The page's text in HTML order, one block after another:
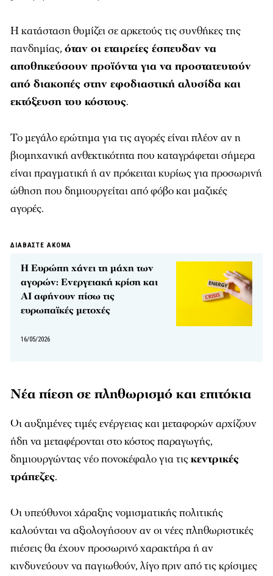
Η κατάσταση θυμίζει σε αρκετούς τις συνθήκες της
πανδημίας, όταν οι εταιρείες έσπευδαν να
αποθηκεύσουν προϊόντα για να προστατευτούν
από διακοπές στην εφοδιαστική αλυσίδα και
εκτόξευση του κόστους.
Το μεγάλο ερώτημα για τις αγορές είναι πλέον αν η
βιομηχανική ανθεκτικότητα που καταγράφεται σήμερα
είναι πραγματική ή αν πρόκειται κυρίως για προσωρινή
ώθηση που δημιουργείται από φόβο και μαζικές
αγορές.
ΔΙΑΒΑΣΤΕ ΑΚΟΜΑ
Η Ευρώπη χάνει τη μάχη των
αγορών: Ενεργειακή κρίση και
AI αφήνουν πίσω τις
ευρωπαϊκές μετοχές
16/05/2026
Νέα πίεση σε πληθωρισμό και επιτόκια
Οι αυξημένες τιμές ενέργειας και μεταφορών αρχίζουν
ήδη να μεταφέρονται στο κόστος παραγωγής,
δημιουργώντας νέο πονοκέφαλο για τιςκεντρικές
τράπεζες.
Οι υπεύθυνοι χάραξης νομισματικής πολιτικής
καλούνται να αξιολογήσουν αν οι νέες πληθωριστικές
πιέσεις θα έχουν προσωρινό χαρακτήρα ή αν
κινδυνεύουν να παγιωθούν, λίγο πριν από τις κρίσιμες